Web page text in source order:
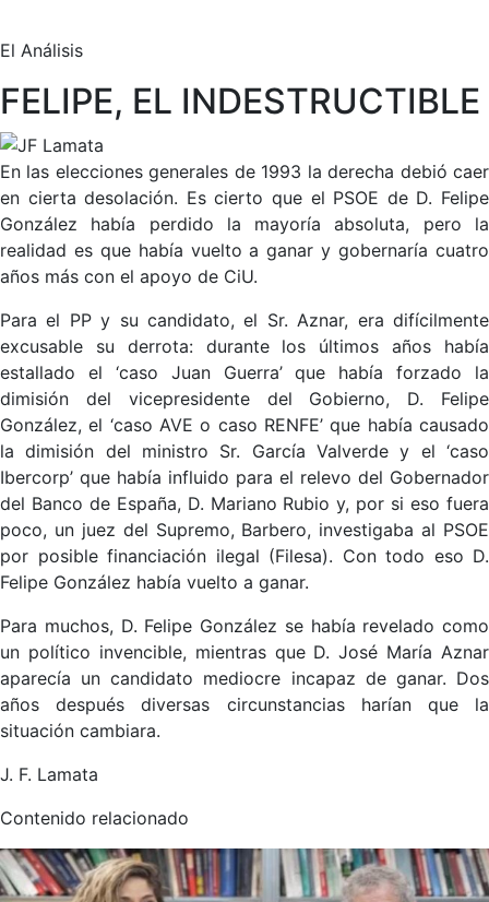
El Análisis
FELIPE, EL INDESTRUCTIBLE
En las elecciones generales de 1993 la derecha debió caer
en cierta desolación. Es cierto que el PSOE de D. Felipe
González había perdido la mayoría absoluta, pero la
realidad es que había vuelto a ganar y gobernaría cuatro
años más con el apoyo de CiU.
Para el PP y su candidato, el Sr. Aznar, era difícilmente
excusable su derrota: durante los últimos años había
estallado el ‘caso Juan Guerra’ que había forzado la
dimisión del vicepresidente del Gobierno, D. Felipe
González, el ‘caso AVE o caso RENFE’ que había causado
la dimisión del ministro Sr. García Valverde y el ‘caso
Ibercorp’ que había influido para el relevo del Gobernador
del Banco de España, D. Mariano Rubio y, por si eso fuera
poco, un juez del Supremo, Barbero, investigaba al PSOE
por posible financiación ilegal (Filesa). Con todo eso D.
Felipe González había vuelto a ganar.
Para muchos, D. Felipe González se había revelado como
un político invencible, mientras que D. José María Aznar
aparecía un candidato mediocre incapaz de ganar. Dos
años después diversas circunstancias harían que la
situación cambiara.
J. F. Lamata
Contenido relacionado